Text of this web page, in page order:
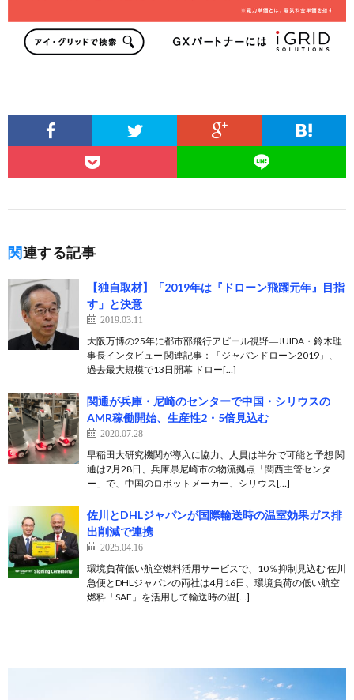
関連する記事
【独自取材】「2019年は『ドローン飛躍元年』目指
す」と決意
2019.03.11
大阪万博の25年に都市部飛行アピール視野―JUIDA・鈴木理
事長インタビュー 関連記事：「ジャパンドローン2019」、
過去最大規模で13日開幕 ドロー[…]
関通が兵庫・尼崎のセンターで中国・シリウスの
AMR稼働開始、生産性2・5倍見込む
2020.07.28
早稲田大研究機関が導入に協力、人員は半分で可能と予想 関
通は7月28日、兵庫県尼崎市の物流拠点「関西主管センタ
ー」で、中国のロボットメーカー、シリウス[…]
佐川とDHLジャパンが国際輸送時の温室効果ガス排
出削減で連携
2025.04.16
環境負荷低い航空燃料活用サービスで、10％抑制見込む 佐川
急便とDHLジャパンの両社は4月16日、環境負荷の低い航空
燃料「SAF」を活用して輸送時の温[…]